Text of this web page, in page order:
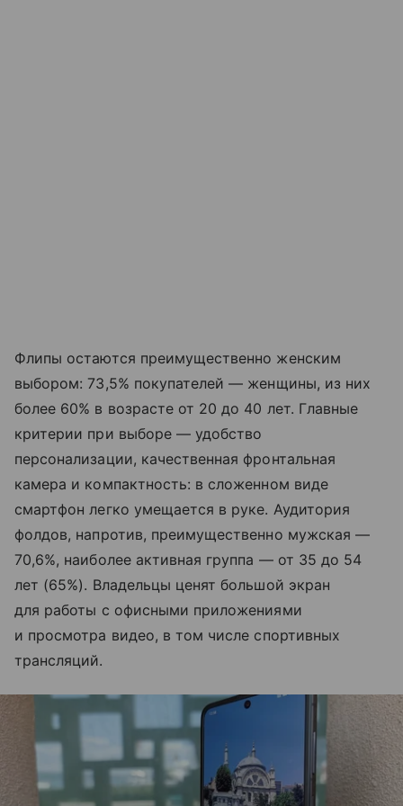
Флипы остаются преимущественно женским
выбором: 73,5% покупателей — женщины, из них
более 60% в возрасте от 20 до 40 лет. Главные
критерии при выборе — удобство
персонализации, качественная фронтальная
камера и компактность: в сложенном виде
смартфон легко умещается в руке. Аудитория
фолдов, напротив, преимущественно мужская —
70,6%, наиболее активная группа — от 35 до 54
лет (65%). Владельцы ценят большой экран
для работы с офисными приложениями
и просмотра видео, в том числе спортивных
трансляций.